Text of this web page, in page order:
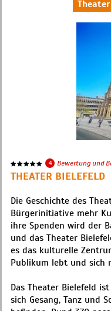
4 Bewertung und
THEATER BIELEFELD
Die Geschichte des
Bürgerinitiative mehr
ihre Spenden wird der
und das Theater
es das kulturelle
Publikum lebt und sich
Das Theater Bielefeld
sich Gesang, Tanz und